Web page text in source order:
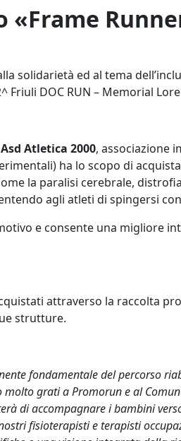
«Frame
solidarietà ed al tema
DOC RUN – Memorial
Asd Atletica 2000, associazione
ha lo scopo di
la paralisi cerebrale,
agli atleti di spingersi
e consente una migliore
attraverso la raccolta
strutture.
fondamentale del percorso
grati a Promorun e al
di accompagnare i bambini
fisioterapisti e terapisti